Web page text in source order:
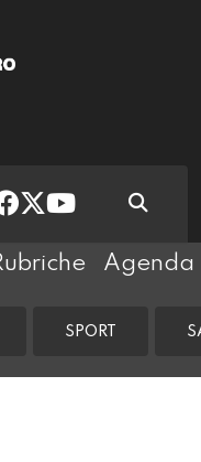
Agenda
SPORT